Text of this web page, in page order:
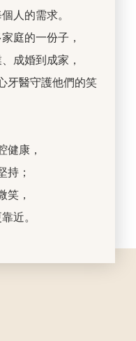
人的需求。
庭的一份子，
成婚到成家，
牙醫守護他們的笑
健康，
持；
笑，
近。